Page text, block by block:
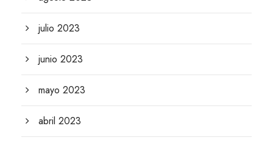
julio 2023
junio 2023
mayo 2023
abril 2023